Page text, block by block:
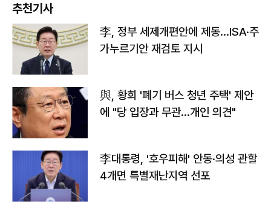
추천기사
李, 정부 세제개편안에 제동…ISA·주
가누르기안 재검토 지시
與, 황희 '폐기 버스 청년 주택' 제안
에 "당 입장과 무관…개인 의견"
李대통령, '호우피해' 안동·의성 관할
4개면 특별재난지역 선포